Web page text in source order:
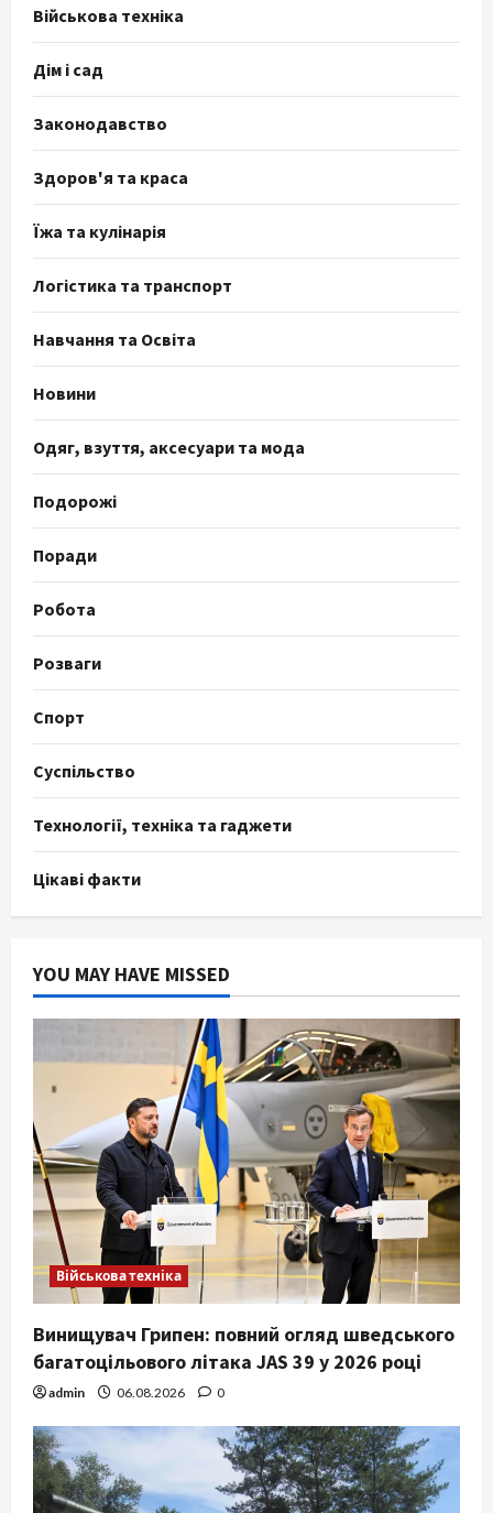
Військова техніка
Дім і сад
Законодавство
Здоров'я та краса
Їжа та кулінарія
Логістика та транспорт
Навчання та Освіта
Новини
Одяг, взуття, аксесуари та мода
Подорожі
Поради
Робота
Розваги
Спорт
Суспільство
Технології, техніка та гаджети
Цікаві факти
YOU MAY HAVE MISSED
Військова техніка
Винищувач Грипен: повний огляд шведського
багатоцільового літака JAS 39 у 2026 році
admin 06.08.2026 0